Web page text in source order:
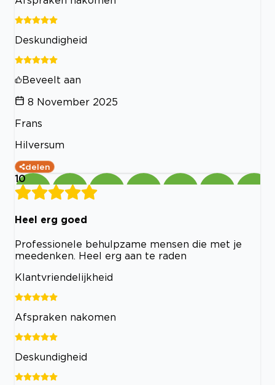
Deskundigheid
Beveelt aan
8 November 2025
Frans
Hilversum
delen
10
Heel erg goed
Professionele behulpzame mensen die met je
meedenken. Heel erg aan te raden
Klantvriendelijkheid
Afspraken nakomen
Deskundigheid